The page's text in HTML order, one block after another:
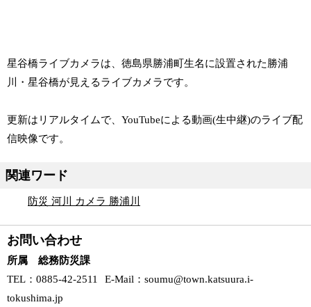
星谷橋ライブカメラは、徳島県勝浦町生名に設置された勝浦
川・星谷橋が見えるライブカメラです。
更新はリアルタイムで、YouTubeによる動画(生中継)のライブ配
信映像です。
関連ワード
防災 河川 カメラ 勝浦川
お問い合わせ
所属 総務防災課
TEL ：0885-42-2511 E-Mail ： soumu@town.katsuura.i-
tokushima.jp